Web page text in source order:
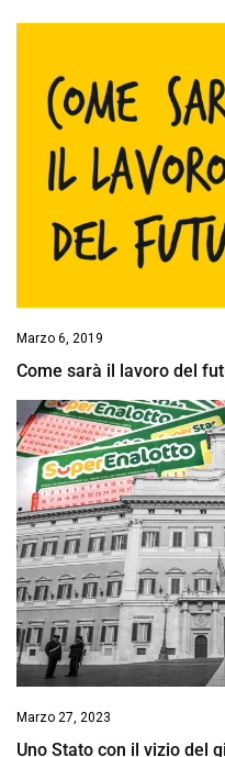
Marzo 6, 2019
Come sarà il lavoro del
Marzo 27, 2023
Uno Stato con il vizio del